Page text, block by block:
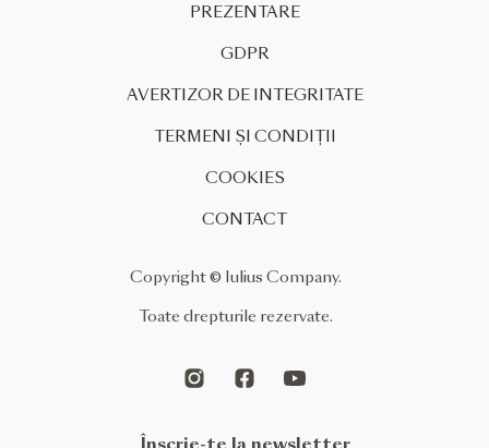
largă de atracții, precum un
trampoline park, zone […]
PREZENTARE
GDPR
AVERTIZOR DE INTEGRITATE
TERMENI ȘI CONDIȚII
COOKIES
CONTACT
Copyright © Iulius Company.
Toate drepturile rezervate.